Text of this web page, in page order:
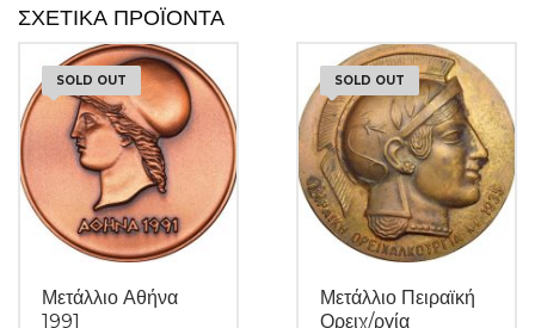
ΣΧΕΤΙΚΆ ΠΡΟΪΌΝΤΑ
SOLD OUT
Μετάλλιο Αθήνα
1991
SOLD OUT
Μετάλλιο Πειραϊκή
Ορειχ/ργία